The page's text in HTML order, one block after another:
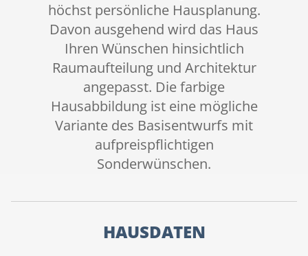
höchst persönliche Hausplanung.
Davon ausgehend wird das Haus
Ihren Wünschen hinsichtlich
Raumaufteilung und Architektur
angepasst. Die farbige
Hausabbildung ist eine mögliche
Variante des Basisentwurfs mit
aufpreispflichtigen
Sonderwünschen.
HAUSDATEN